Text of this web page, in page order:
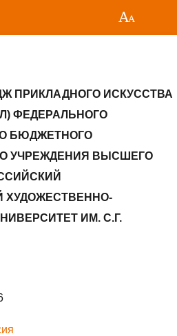
ПРИКЛАДНОГО ИСКУССТВА
ФЕДЕРАЛЬНОГО
БЮДЖЕТНОГО
УЧРЕЖДЕНИЯ ВЫСШЕГО
ХУДОЖЕСТВЕННО-
ИМ. С.Г.